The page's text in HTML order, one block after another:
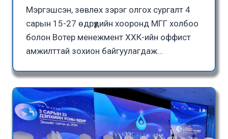
Мэргэшсэн, зөвлөх зэрэг олгох сургалт 4
сарын 15-27 өдрүүдийн хооронд МГГ холбоо
болон Вотер менежмент ХХК-ийн оффист
амжилттай зохион байгуулагдаж…